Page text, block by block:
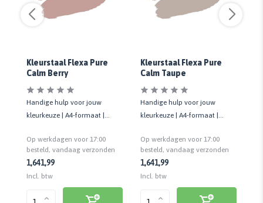
Kleurstaal Flexa Pure
Calm Berry
Handige hulp voor jouw
kleurkeuze | A4-formaat |
bij retour
Op werkdagen voor 17:00
besteld, vandaag verzonden
1,641,99
Incl. btw
Kleurstaal Flexa Pure
Calm Taupe
Handige hulp voor jouw
kleurkeuze | A4-formaat |
bij retour
Op werkdagen voor 17:00
besteld, vandaag verzonden
1,641,99
Incl. btw